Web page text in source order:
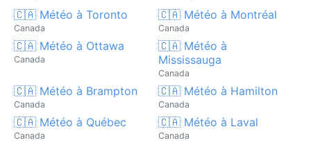
🇨🇦 Météo à Toronto
Canada
🇨🇦 Météo à Montréal
Canada
🇨🇦 Météo à Ottawa
Canada
🇨🇦 Météo à
Mississauga
Canada
🇨🇦 Météo à Brampton
Canada
🇨🇦 Météo à Hamilton
Canada
🇨🇦 Météo à Québec
Canada
🇨🇦 Météo à Laval
Canada